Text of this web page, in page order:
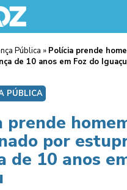
Pública » Polícia prende
de 10 anos em Foz do Iguaçu
PÚBLICA
prende
por
de 10 anos